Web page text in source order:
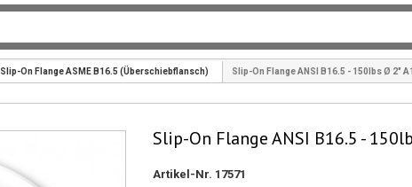
Slip-On Flange ASME B16.5 (Überschiebflansch) Slip-On Flange ANSI B16.5 - 150lbs Ø 2"
Slip-On Flange ANSI B16.5 -
Artikel-Nr. 17571